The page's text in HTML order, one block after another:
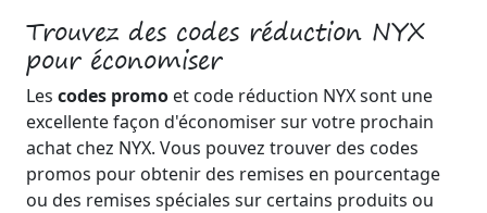
Trouvez des codes réduction NYX
pour économiser
Les codes promo et code réduction NYX sont une
excellente façon d'économiser sur votre prochain
achat chez NYX. Vous pouvez trouver des codes
promos pour obtenir des remises en pourcentage
ou des remises spéciales sur certains produits ou